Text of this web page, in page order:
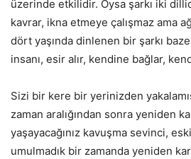
üzerinde etkilidir. Oysa şarkı iki
kavrar, ikna etmeye çalışmaz ama
dört yaşında dinlenen bir şarkı
insanı, esir alır, kendine bağlar,
Sizi bir kere bir yerinizden
zaman aralığından sonra yeniden
yaşayacağınız kavuşma sevinci,
umulmadık bir zamanda yeniden